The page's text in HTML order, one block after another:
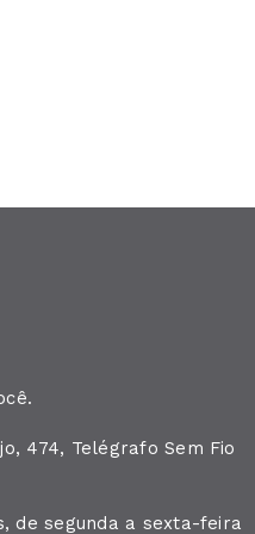
474, Telégrafo Sem Fio
de segunda a sexta-feira